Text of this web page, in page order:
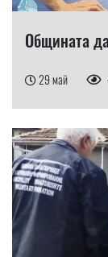
Общината
29 май